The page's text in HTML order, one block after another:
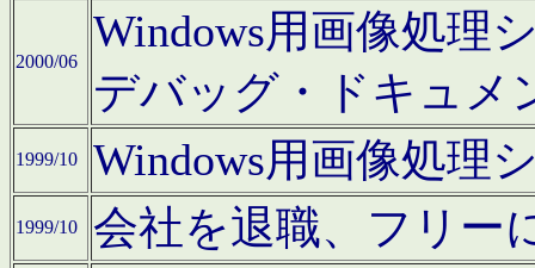
2000/06
Windows用画像処理
デバッグ・ドキュメ
1999/10 Windows用画像処理
1999/10 会社を退職、フリー